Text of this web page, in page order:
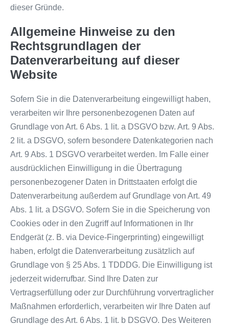
dieser Gründe.
Allgemeine Hinweise zu den
Rechtsgrundlagen der
Datenverarbeitung auf dieser
Website
Sofern Sie in die Datenverarbeitung eingewilligt haben,
verarbeiten wir Ihre personenbezogenen Daten auf
Grundlage von Art. 6 Abs. 1 lit. a DSGVO bzw. Art. 9 Abs.
2 lit. a DSGVO, sofern besondere Datenkategorien nach
Art. 9 Abs. 1 DSGVO verarbeitet werden. Im Falle einer
ausdrücklichen Einwilligung in die Übertragung
personenbezogener Daten in Drittstaaten erfolgt die
Datenverarbeitung außerdem auf Grundlage von Art. 49
Abs. 1 lit. a DSGVO. Sofern Sie in die Speicherung von
Cookies oder in den Zugriff auf Informationen in Ihr
Endgerät (z. B. via Device-Fingerprinting) eingewilligt
haben, erfolgt die Datenverarbeitung zusätzlich auf
Grundlage von § 25 Abs. 1 TDDDG. Die Einwilligung ist
jederzeit widerrufbar. Sind Ihre Daten zur
Vertragserfüllung oder zur Durchführung vorvertraglicher
Maßnahmen erforderlich, verarbeiten wir Ihre Daten auf
Grundlage des Art. 6 Abs. 1 lit. b DSGVO. Des Weiteren